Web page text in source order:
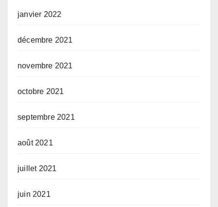
janvier 2022
décembre 2021
novembre 2021
octobre 2021
septembre 2021
août 2021
juillet 2021
juin 2021